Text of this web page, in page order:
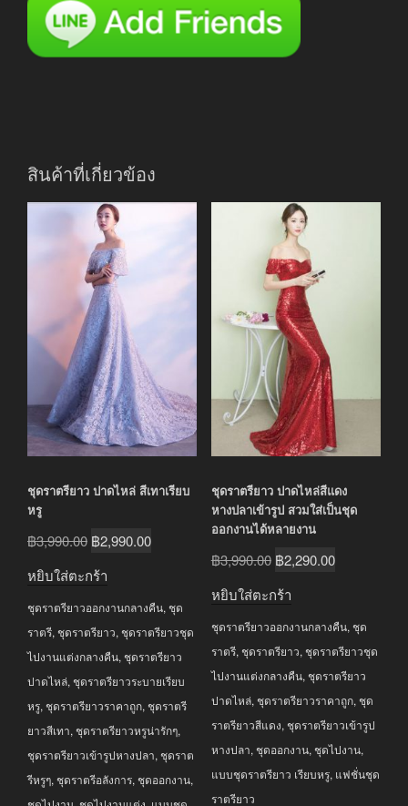
สินค้าที่เกี่ยวข้อง
ชุดราตรียาว ปาดไหล่ สีเทาเรียบ
หรู
฿3,990.00 Original
฿3,990.00.
฿2,990.00Current
฿2,990.00.
หยิบใส่ตะกร้า
ชุดราตรียาวออกงานกลางคืน,ชุด
ราตรี,ชุดราตรียาว,ชุดราตรียาวชุด
ไปงานแต่งกลางคืน,ชุดราตรียาว
ปาดไหล่,ชุดราตรียาวระบายเรียบ
หรู,ชุดราตรียาวราคาถูก,ชุดราตรี
ยาวสีเทา,ชุดราตรียาวหรูน่ารักๆ,
ชุดราตรียาวเข้ารูปหางปลา,ชุดราต
รีหรูๆ,ชุดราตรีอลังการ,ชุดออกงาน,
ชุดราตรียาว ปาดไหล่สีแดง
หางปลาเข้ารูป สวมใส่เป็นชุด
ออกงานได้หลายงาน
฿3,990.00 Original
฿3,990.00.
฿2,290.00Current
฿2,290.00.
หยิบใส่ตะกร้า
ชุดราตรียาวออกงานกลางคืน,ชุด
ราตรี,ชุดราตรียาว,ชุดราตรียาวชุด
ไปงานแต่งกลางคืน,ชุดราตรียาว
ปาดไหล่,ชุดราตรียาวราคาถูก,ชุด
ราตรียาวสีแดง,ชุดราตรียาวเข้ารูป
หางปลา,ชุดออกงาน,ชุดไปงาน,
แบบชุดราตรียาว เรียบหรู, แฟชั่นชุด
ราตรียาว